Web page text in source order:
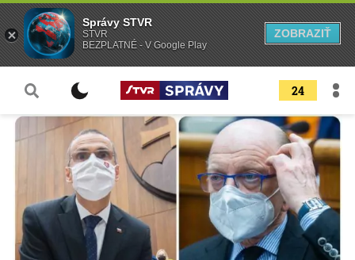
24
Správy STVR
STVR
BEZPLATNÉ - V Google Play
ZOBRAZIŤ